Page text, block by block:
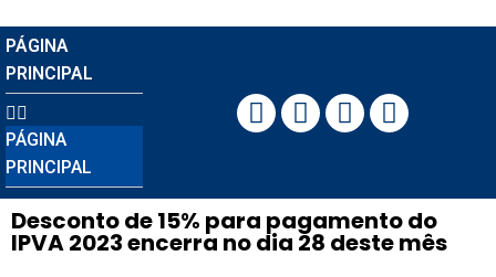
PÁGINA
PRINCIPAL
PÁGINA
PRINCIPAL
Desconto de 15% para pagamento do
IPVA 2023 encerra no dia 28 deste mês